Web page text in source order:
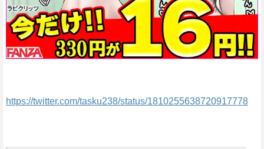
https://twitter.com/tasku238/status/1810255638720917778